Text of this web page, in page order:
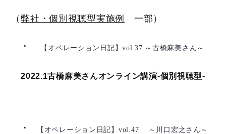
（弊社・個別視聴型実施例 一部）
【オペレーション日記】vol.37 ～古橋麻美さん～
2022.1古橋麻美さんオンライン講演-個別視聴型-
【オペレーション日記】vol.47 ～川口宏之さん～